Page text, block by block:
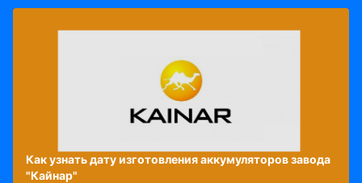
Как узнать дату изготовления аккумуляторов завода
"Кайнар"